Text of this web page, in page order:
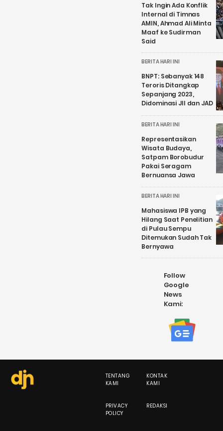
Tak Ingin Ada Konflik
Internal di Timnas
AMIN, Ahmad Ali Minta
Maaf ke Sudirman
Said
BERITA HARI INI
BNPT: Sebanyak 148
Teroris Ditangkap
Sepanjang 2023,
Didominasi JII dan JAD
BERITA HARI INI
Representasikan
Wisata Budaya,
Satpam Borobudur
Pakai Seragam
Bernuansa Jawa
BERITA HARI INI
Mahasiswa IPB yang
Hilang Saat Penelitian
di Pulau Sempu
Ditemukan Sudah Tak
Bernyawa
Follow
Google
News
Kami:
TENTANG
KAMI
KONTAK
KAMI
PRIVACY
POLICY
REDAKSI